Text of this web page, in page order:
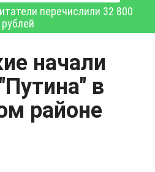
перечислили 32 800
рублей
начали
в
районе